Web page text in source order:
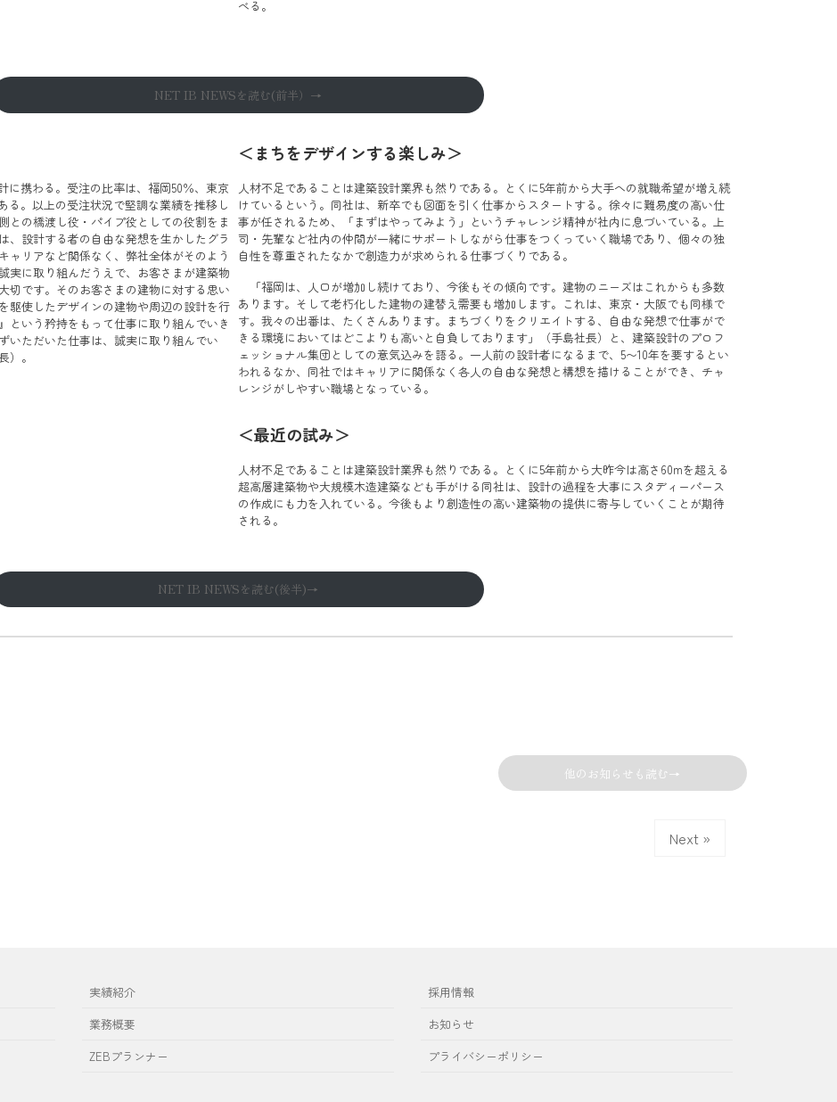
べる。
NET IB NEWSを読む(前半）→
に携わる。受注の比率は、福岡50％、東京
る。以上の受注状況で堅調な業績を推移し
との橋渡し役・パイプ役としての役割をま
、設計する者の自由な発想を生かしたグラ
ャリアなど関係なく、弊社全体がそのよう
実に取り組んだうえで、お客さまが建築物
切です。そのお客さまの建物に対する思い
駆使したデザインの建物や周辺の設計を行
いう矜持をもって仕事に取り組んでいき
いただいた仕事は、誠実に取り組んでい
）。
＜まちをデザインする楽しみ＞
人材不足であることは建築設計業界も然りである。とくに5年前から大手への就職希望が増え続
けているという。同社は、新卒でも図面を引く仕事からスタートする。徐々に難易度の高い仕
事が任されるため、「まずはやってみよう」というチャレンジ精神が社内に息づいている。上
司・先輩など社内の仲間が一緒にサポートしながら仕事をつくっていく職場であり、個々の独
自性を尊重されたなかで創造力が求められる仕事づくりである。
「福岡は、人口が増加し続けており、今後もその傾向です。建物のニーズはこれからも多数
あります。そして老朽化した建物の建替え需要も増加します。これは、東京・大阪でも同様で
す。我々の出番は、たくさんあります。まちづくりをクリエイトする、自由な発想で仕事がで
きる環境においてはどこよりも高いと自負しております」（手島社長）と、建築設計のプロフ
ェッショナル集団としての意気込みを語る。一人前の設計者になるまで、5〜10年を要するとい
われるなか、同社ではキャリアに関係なく各人の自由な発想と構想を描けることができ、チャ
レンジがしやすい職場となっている。
＜最近の試み＞
人材不足であることは建築設計業界も然りである。とくに5年前から大昨今は高さ60mを超える
超高層建築物や大規模木造建築なども手がける同社は、設計の過程を大事にスタディーパース
の作成にも力を入れている。今後もより創造性の高い建築物の提供に寄与していくことが期待
される。
NET IB NEWSを読む(後半)→
他のお知らせも読む→
Next »
実績紹介
業務概要
ZEBプランナー
採用情報
お知らせ
プライバシーポリシー